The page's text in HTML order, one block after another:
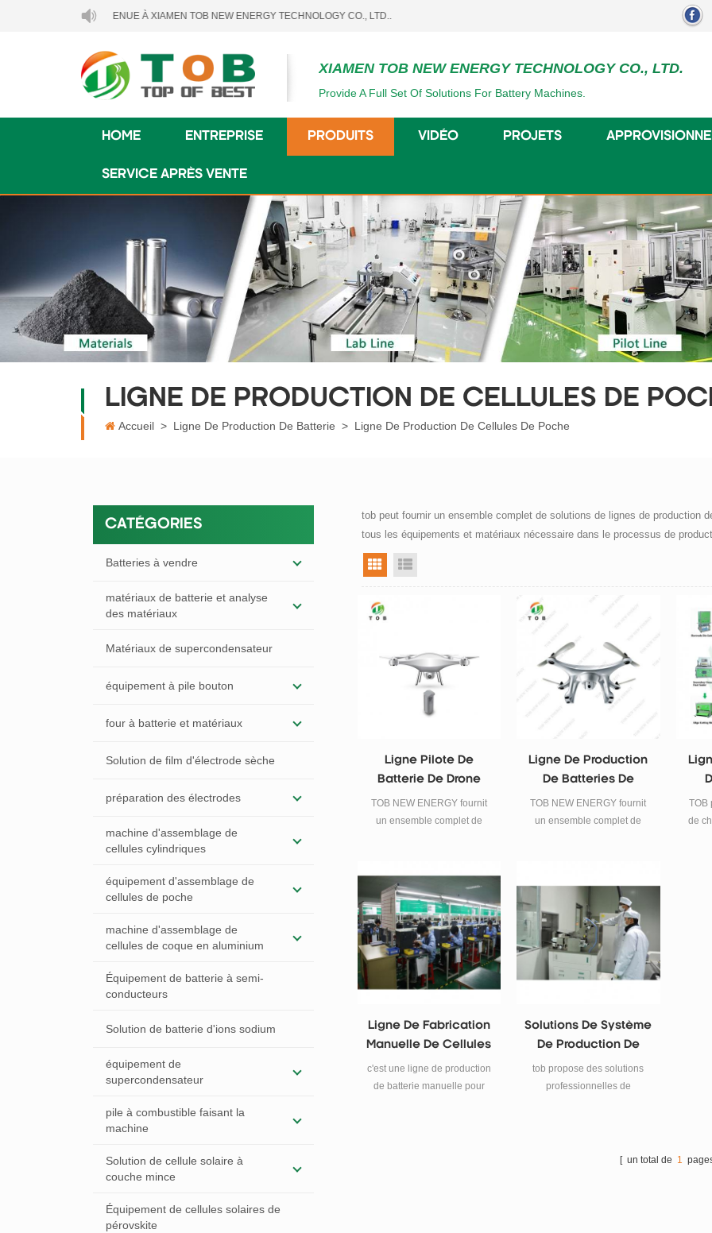
BIENVENUE À XIAMEN TOB NEW ENERGY TECHNOLOGY CO., LTD..
XIAMEN TOB NEW ENERGY TECHNOLOGY CO., LTD.
Provide A Full Set Of Solutions For Battery Machines.
HOME ENTREPRISE PRODUITS VIDÉO PROJETS
SERVICE APRÈS VENTE
LIGNE DE PRODUCTION DE CELLULES DE
Accueil > Ligne De Production De Batterie > Ligne De Production De Cellules De Poche
CATÉGORIES
Batteries à vendre
matériaux de batterie et analyse
des matériaux
Matériaux de supercondensateur
équipement à pile bouton
four à batterie et matériaux
Solution de film d'électrode sèche
préparation des électrodes
machine d'assemblage de
cellules cylindriques
équipement d'assemblage de
cellules de poche
machine d'assemblage de
cellules de coque en aluminium
Équipement de batterie à semi-
conducteurs
Solution de batterie d'ions sodium
équipement de
supercondensateur
pile à combustible faisant la
machine
Solution de cellule solaire à
couche mince
Équipement de cellules solaires de
pérovskite
tob peut fournir un ensemble complet de solutions de lignes de production
tous les équipements et matériaux nécessaire dans le processus de
vue grille
Ligne Pilote De
Batterie De Drone
TOB NEW ENERGY fournit
un ensemble complet de
complet de matériaux,
d'équipements et de
technologies de batteries.
Ligne De Production
De Batteries De
Drones Pour
Véhicules Aériens
TOB NEW ENERGY fournit
un ensemble complet de
pilote, fournissant un
ensemble complet de
matériaux, d'équipements et
de technologies de batteries.
TOB
de
Ligne De Fabrication
Manuelle De Cellules
De Poche
c'est une ligne de production
de batterie manuelle pour
Solutions De Système
De Production De
Batteries En
Polymère
tob propose des solutions
professionnelles de
polymères et de[ un total de 1